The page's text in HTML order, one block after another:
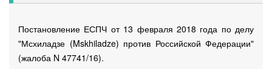
Постановление ЕСПЧ от 13 февраля 2018 года по делу
"Мсхиладзе (Mskhiladze) против Российской Федерации"
(жалоба N 47741/16).